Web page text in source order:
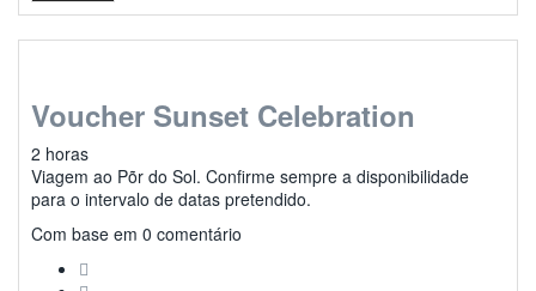
Voucher Sunset Celebration
2 horas
Viagem ao Põr do Sol. Confirme sempre a disponibilidade
para o intervalo de datas pretendido.
0
Com base em 0 comentário